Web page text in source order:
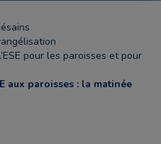
pour les paroisses et pour
aux paroisses : la matinée